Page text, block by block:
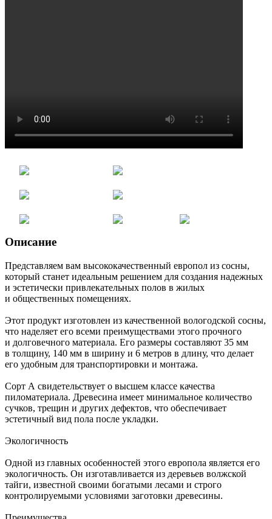
Описание
Представляем вам высококачественный европол из сосны,
который станет идеальным решением для создания надежных
и эстетически привлекательных полов в жилых
и общественных помещениях.
Этот продукт изготовлен из качественной вологодской сосны,
что наделяет его всеми преимуществами этого прочного
и долговечного материала. Его размеры составляют 35 мм
в толщину, 140 мм в ширину и 6 метров в длину, что делает
его удобным для транспортировки и монтажа.
Сорт А свидетельствует о высшем классе качества
пиломатериала. Древесина имеет минимальное количество
сучков, трещин и других дефектов, что обеспечивает
эстетичный вид пола после укладки.
Экологичность
Одной из главных особенностей этого европола является его
экологичность. Он изготавливается из деревьев волжской
тайги, известной своими богатыми лесами и строго
контролируемыми условиями заготовки древесины.